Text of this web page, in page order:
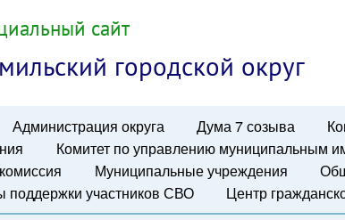
сайт
городской округ
Администрация округа Дума 7 созыва
Комитет по управлению муниципальным
Муниципальные учреждения
поддержки участников СВО Центр